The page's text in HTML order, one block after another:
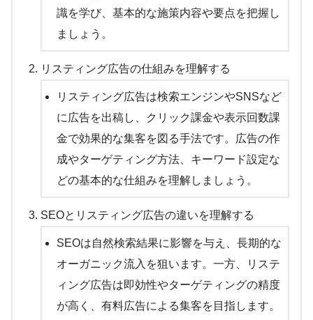
識を学び、基本的な施策内容や要点を把握し
ましょう。
リスティング広告の仕組みを理解する
リスティング広告は検索エンジンやSNSなど
に広告を出稿し、クリック課金や表示回数課
金で効果的な集客を図る手法です。広告の作
成やターゲティング方法、キーワード設定な
どの基本的な仕組みを理解しましょう。
SEOとリスティング広告の違いを理解する
SEOは自然検索結果に影響を与え、長期的な
オーガニック流入を狙います。一方、リステ
ィング広告は即効性やターゲティングの精度
が高く、有料広告による集客を目指します。